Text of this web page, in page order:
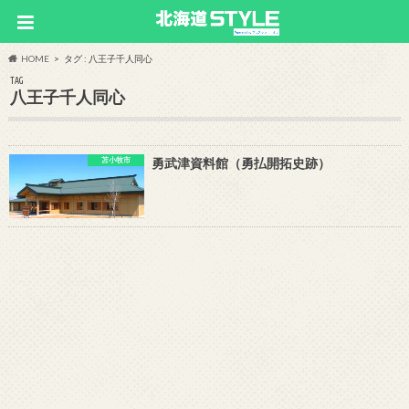
HOME タグ : 八王子千人同心
TAG
八王子千人同心
苫小牧市 勇武津資料館（勇払開拓史跡）